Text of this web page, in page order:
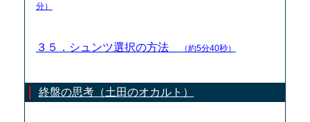
分）
３５．シュンツ選択の方法 （約5分40秒）
終盤の思考（土田のオカルト）